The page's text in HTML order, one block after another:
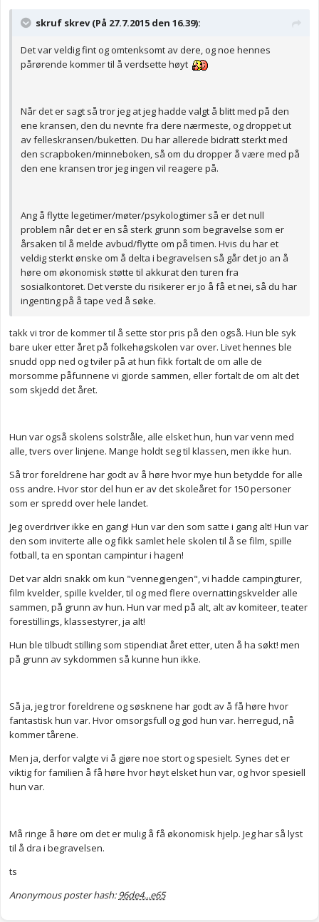
skruf skrev (På 27.7.2015 den 16.39):
Det var veldig fint og omtenksomt av dere, og noe hennes
pårørende kommer til å verdsette høyt
Når det er sagt så tror jeg at jeg hadde valgt å blitt med på den
ene kransen, den du nevnte fra dere nærmeste, og droppet ut
av felleskransen/buketten. Du har allerede bidratt sterkt med
den scrapboken/minneboken, så om du dropper å være med på
den ene kransen tror jeg ingen vil reagere på.
Ang å flytte legetimer/møter/psykologtimer så er det null
problem når det er en så sterk grunn som begravelse som er
årsaken til å melde avbud/flytte om på timen. Hvis du har et
veldig sterkt ønske om å delta i begravelsen så går det jo an å
høre om økonomisk støtte til akkurat den turen fra
sosialkontoret. Det verste du risikerer er jo å få et nei, så du har
ingenting på å tape ved å søke.
takk vi tror de kommer til å sette stor pris på den også. Hun ble syk
bare uker etter året på folkehøgskolen var over. Livet hennes ble
snudd opp ned og tviler på at hun fikk fortalt de om alle de
morsomme påfunnene vi gjorde sammen, eller fortalt de om alt det
som skjedd det året.
Hun var også skolens solstråle, alle elsket hun, hun var venn med
alle, tvers over linjene. Mange holdt seg til klassen, men ikke hun.
Så tror foreldrene har godt av å høre hvor mye hun betydde for alle
oss andre. Hvor stor del hun er av det skoleåret for 150 personer
som er spredd over hele landet.
Jeg overdriver ikke en gang! Hun var den som satte i gang alt! Hun var
den som inviterte alle og fikk samlet hele skolen til å se film, spille
fotball, ta en spontan campintur i hagen!
Det var aldri snakk om kun "vennegjengen", vi hadde campingturer,
film kvelder, spille kvelder, til og med flere overnattingskvelder alle
sammen, på grunn av hun. Hun var med på alt, alt av komiteer, teater
forestillings, klassestyrer, ja alt!
Hun ble tilbudt stilling som stipendiat året etter, uten å ha søkt! men
på grunn av sykdommen så kunne hun ikke.
Så ja, jeg tror foreldrene og søsknene har godt av å få høre hvor
fantastisk hun var. Hvor omsorgsfull og god hun var. herregud, nå
kommer tårene.
Men ja, derfor valgte vi å gjøre noe stort og spesielt. Synes det er
viktig for familien å få høre hvor høyt elsket hun var, og hvor spesiell
hun var.
Må ringe å høre om det er mulig å få økonomisk hjelp. Jeg har så lyst
til å dra i begravelsen.
ts
Anonymous poster hash:96de4...e65